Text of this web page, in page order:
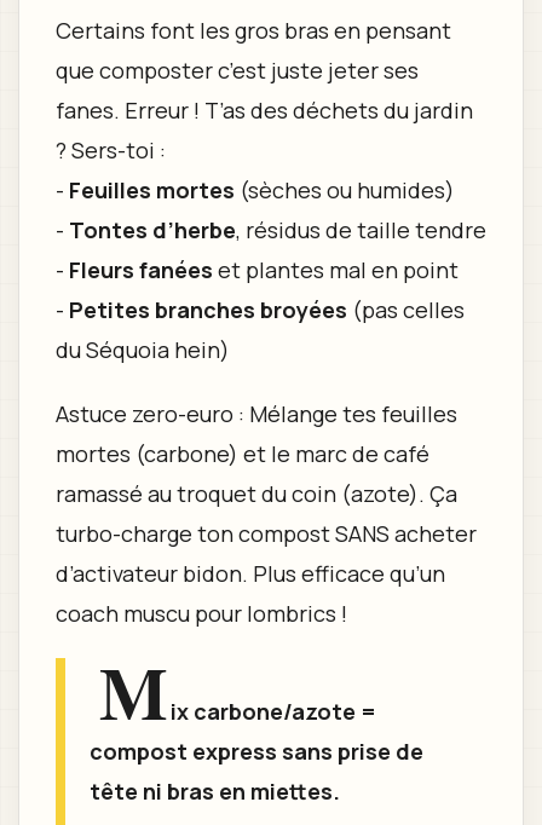
Certains font les gros bras en pensant
que composter c’est juste jeter ses
fanes. Erreur ! T’as des déchets du jardin
? Sers-toi :
- Feuilles mortes (sèches ou humides)
- Tontes d’herbe, résidus de taille tendre
- Fleurs fanées et plantes mal en point
- Petites branches broyées (pas celles
du Séquoia hein)
Astuce zero-euro : Mélange tes feuilles
mortes (carbone) et le marc de café
ramassé au troquet du coin (azote). Ça
turbo-charge ton compost SANS acheter
d’activateur bidon. Plus efficace qu’un
coach muscu pour lombrics !
Mix carbone/azote =
compost express sans prise de
tête ni bras en miettes.